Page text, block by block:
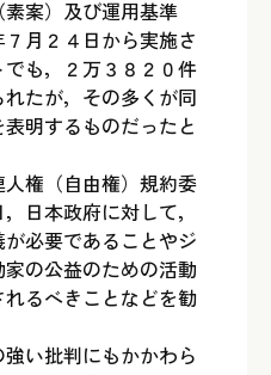
案）及び運用基準
７月２４日から実施さ
も，２万３８２０件
たが，その多くが同
明するものだったと
権（自由権）規約委
日本政府に対して，
必要であることやジ
の公益のための活動
るべきことなどを勧
い批判にもかかわら